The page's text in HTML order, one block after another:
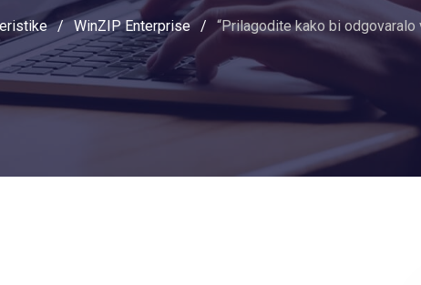
/ WinZIP Enterprise / “Prilagodite kako bi odgovaralo